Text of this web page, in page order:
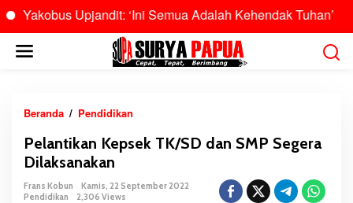
Upjandit: ‘Ini Semua Adalah Kehendak Tuhan’
Beranda / Pendidikan
l
n
Pelantikan Kepsek TK/SD dan SMP Segera
Dilaksanakan
Frans Kobun
Kamis, 22 September 2022
Pendidikan
2,306 Views